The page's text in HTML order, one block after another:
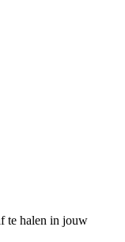
te halen in jouw